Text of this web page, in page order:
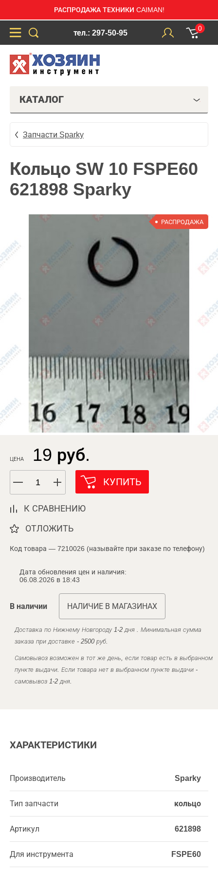
РАСПРОДАЖА ТЕХНИКИ CAIMAN!
тел.: 297-50-95
0
КАТАЛОГ
Запчасти Sparky
Кольцо SW 10 FSPE60
621898 Sparky
РАСПРОДАЖА
ЦЕНА 19 руб.
КУПИТЬ
К СРАВНЕНИЮ
ОТЛОЖИТЬ
Код товара — 7210026 (называйте при заказе по телефону)
Дата обновления цен и наличия:
06.08.2026 в 18:43
В наличии НАЛИЧИЕ В МАГАЗИНАХ
Доставка по Нижнему Новгороду 1-2 дня . Минимальная сумма
заказа при доставке - 2500 руб.
Самовывоз возможен в тот же день, если товар есть в выбранном
пункте выдачи. Если товара нет в выбранном пункте выдачи -
самовывоз 1-2 дня.
ХАРАКТЕРИСТИКИ
Производитель Sparky
Тип запчасти кольцо
Артикул 621898
Для инструмента FSPE60